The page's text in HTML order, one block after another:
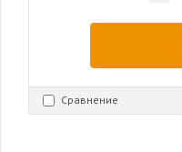
Сравнение